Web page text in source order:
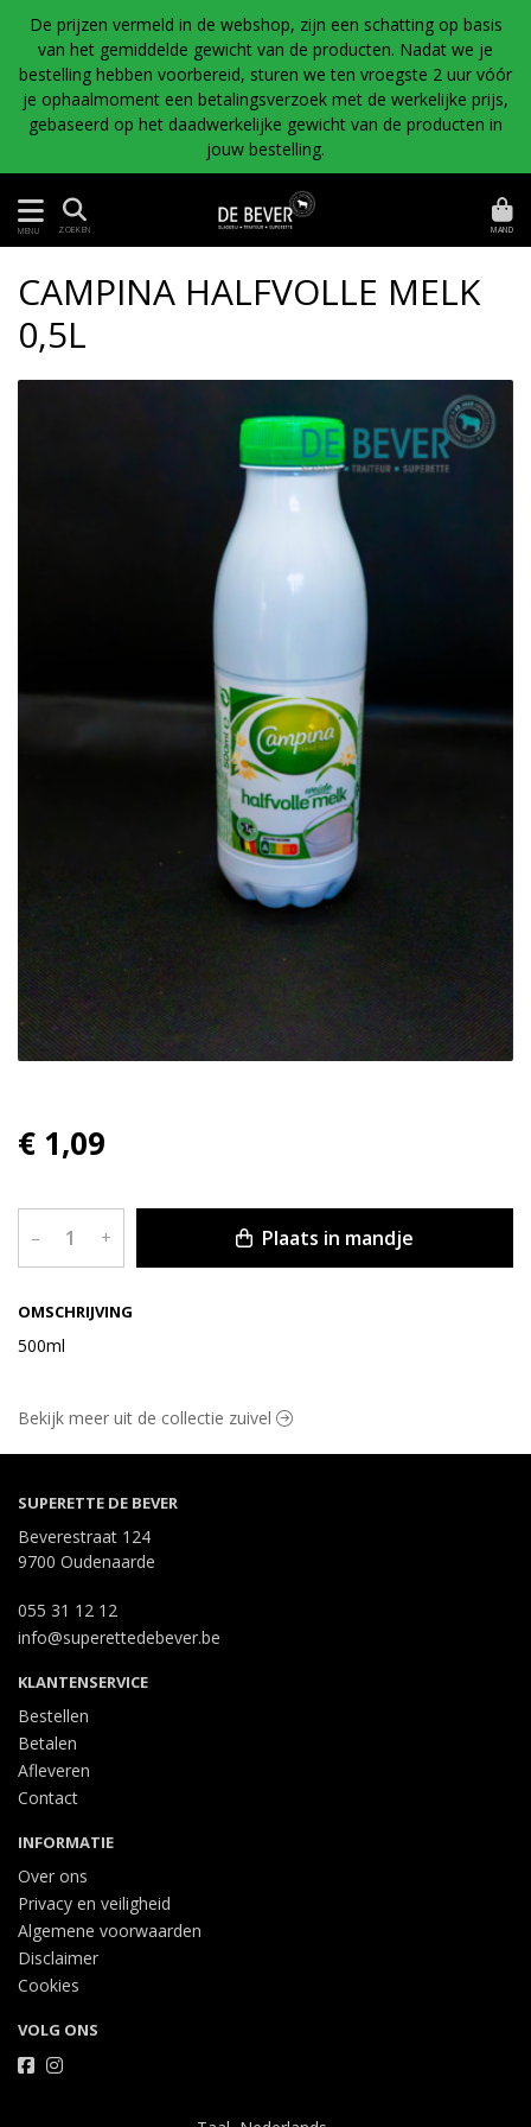
De prijzen vermeld in de webshop, zijn een schatting op basis
van het gemiddelde gewicht van de producten. Nadat we je
bestelling hebben voorbereid, sturen we ten vroegste 2 uur vóór
je ophaalmoment een betalingsverzoek met de werkelijke prijs,
gebaseerd op het daadwerkelijke gewicht van de producten in
jouw bestelling.
MENU ZOEKEN MAND
OMSCHRIJVING
500ml
CAMPINA HALFVOLLE MELK
0,5L
€ 1,09
– + Plaats in mandje
Bekijk meer uit de collectie zuivel
SUPERETTE DE BEVER
Beverestraat 124
9700 Oudenaarde
055 31 12 12
info@superettedebever.be
KLANTENSERVICE
Bestellen
Betalen
Afleveren
Contact
INFORMATIE
Over ons
Privacy en veiligheid
Algemene voorwaarden
Disclaimer
Cookies
VOLG ONS